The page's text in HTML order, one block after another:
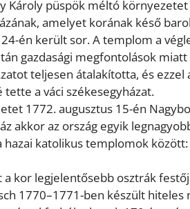
Károly püspök méltó
amelyet korának késő
én került sor. A templom a
gazdasági megfontolások
teljesen átalakította, és ezzel
a váci székesegyházat.
1772. augusz­tus 15-én
akkor az ország egyik
katolikus templomok
kor legjelentősebb osztrák
1770–1771-ben készült